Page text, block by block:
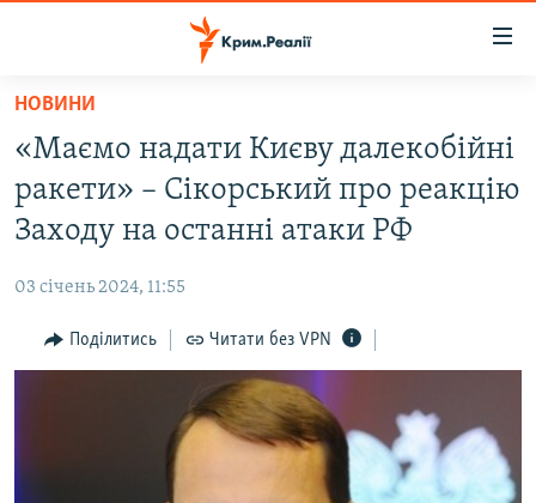
Перейти
основного
матеріалу
Перейти
до
основної
Перейти
до
ВІДЕО ТА ФОТО
БЛОГИ
ПОГЛЯД
НОВИНИ
«Маємо надати Києву далекобійні
ракети» – Сікорський про реакцію
Заходу на останні атаки РФ
03 січень 2024, 11:55
Поділитись Читати без VPN